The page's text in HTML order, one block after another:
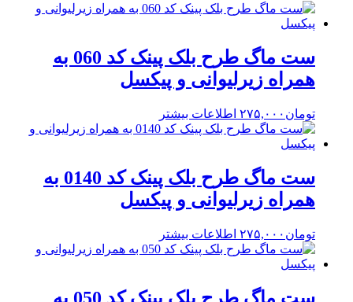
ست ماگ طرح بلک پینک کد 060 به
همراه زیرلیوانی و پیکسل
تومان ۲۷۵,۰۰۰ اطلاعات بیشتر
ست ماگ طرح بلک پینک کد 0140 به
همراه زیرلیوانی و پیکسل
تومان ۲۷۵,۰۰۰ اطلاعات بیشتر